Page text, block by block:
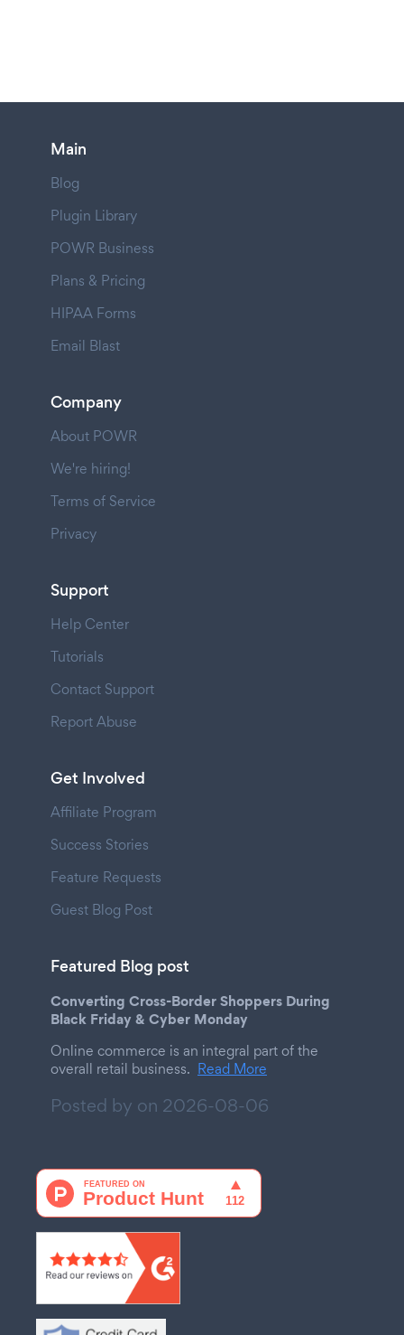
Main
Blog
Plugin Library
POWR Business
Plans & Pricing
HIPAA Forms
Email Blast
Company
About POWR
We're hiring!
Terms of Service
Privacy
Support
Help Center
Tutorials
Contact Support
Report Abuse
Get Involved
Affiliate Program
Success Stories
Feature Requests
Guest Blog Post
Featured Blog post
Converting Cross-Border Shoppers During
Black Friday & Cyber Monday
Online commerce is an integral part of the
overall retail business. Read More
Posted by on 2026-08-06